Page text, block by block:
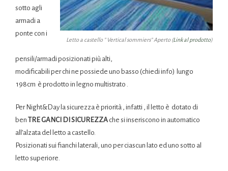
Letto a castello ” Vertical sommiers” Aperto (Link al prodotto)
sotto agli
armadi a
ponte con i
pensili/armadi posizionati più alti,
modificabili per chi ne possiede uno basso (chiedi info) lungo
198cm è prodotto in legno multistrato .
Per Night&Day la sicurezza è priorità , infatti , il letto è dotato di
ben TRE GANCI DI SICUREZZA che si inseriscono in automatico
all’alzata del letto a castello.
Posizionati sui fianchi laterali, uno per ciascun lato ed uno sotto al
letto superiore.